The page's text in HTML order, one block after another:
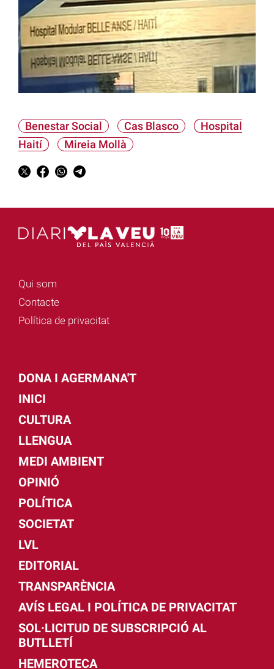
Benestar Social Cas Blasco
Hospital
Haití
Mireia Mollà
Qui som
Contacte
Política de privacitat
DONA I AGERMANA'T
INICI
CULTURA
LLENGUA
MEDI AMBIENT
OPINIÓ
POLÍTICA
SOCIETAT
LVL
EDITORIAL
TRANSPARÈNCIA
AVÍS LEGAL I POLÍTICA DE PRIVACITAT
SOL·LICITUD DE SUBSCRIPCIÓ AL
BUTLLETÍ
HEMEROTECA